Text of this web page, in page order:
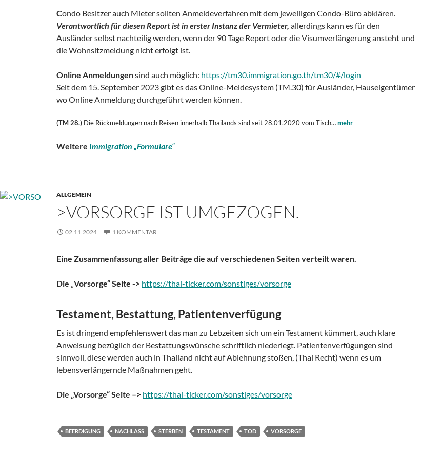
Condo Besitzer auch Mieter sollten Anmeldeverfahren mit dem jeweiligen Condo-Büro abklären.
Verantwortlich für diesen Report ist in erster Instanz der Vermieter, allerdings kann es für den
Ausländer selbst nachteilig werden, wenn der 90 Tage Report oder die Visumverlängerung ansteht und
die Wohnsitzmeldung nicht erfolgt ist.
Online Anmeldungensind auch möglich: https://tm30.immigration.go.th/tm30/#/login
Seit dem 15. September 2023 gibt es das Online-Meldesystem (TM.30) für Ausländer, Hauseigentümer
wo Online Anmeldung durchgeführt werden können.
(TM 28.) Die Rückmeldungen nach Reisen innerhalb Thailands sind seit 28.01.2020 vom Tisch…mehr
Weitere Immigration „Formulare“
ALLGEMEIN
>VORSORGE IST UMGEZOGEN.
02.11.2024 1 KOMMENTAR
Eine Zusammenfassung aller Beiträge die auf verschiedenen Seiten verteilt waren.
Die Vorsorge“ Seite -> https://thai-ticker.com/sonstiges/vorsorge
Testament, Bestattung, Patientenverfügung
Es ist dringend empfehlenswert das man zu Lebzeiten sich um ein Testament kümmert, auch klare
Anweisung bezüglich der Bestattungswünsche schriftlich niederlegt. Patientenverfügungen sind
sinnvoll, diese werden auch in Thailand nicht auf Ablehnung stoßen, (Thai Recht) wenn es um
lebensverlängernde Maßnahmen geht.
Die „Vorsorge“ Seite –> https://thai-ticker.com/sonstiges/vorsorge
BEERDIGUNG NACHLASS STERBEN TESTAMENT TOD VORSORGE